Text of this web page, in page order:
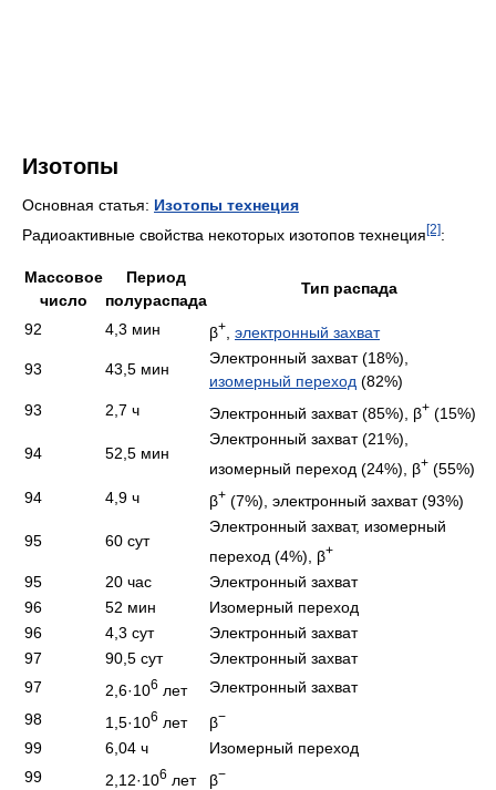
Изотопы
Основная статья: Изотопы технеция
Радиоактивные свойства некоторых изотопов технеция [2]:
Массовое
число
Период
полураспада
Тип распада
92 4,3 мин β+ электронный захват
93 43,5 мин
Электронный захват (18%),
изомерный переход (82%)
93
2,7 ч Электронный захват (85%), β+ (15%)
94 52,5 мин
Электронный захват (21%),
изомерный переход (24%), β+ (55%)
94
4,9 ч β+ (7%), электронный захват (93%)
95 60 сут
Электронный захват, изомерный
переход (4%), β+
95 20 час
Электронный захват
96
52 мин
Изомерный переход
96
4,3 сут
Электронный захват
97
90,5 сут
Электронный захват
97
2,6·106 лет
Электронный захват
98
1,5·106 лет β−
99 6,04 ч
Изомерный переход
99
2,12·106 лет β−